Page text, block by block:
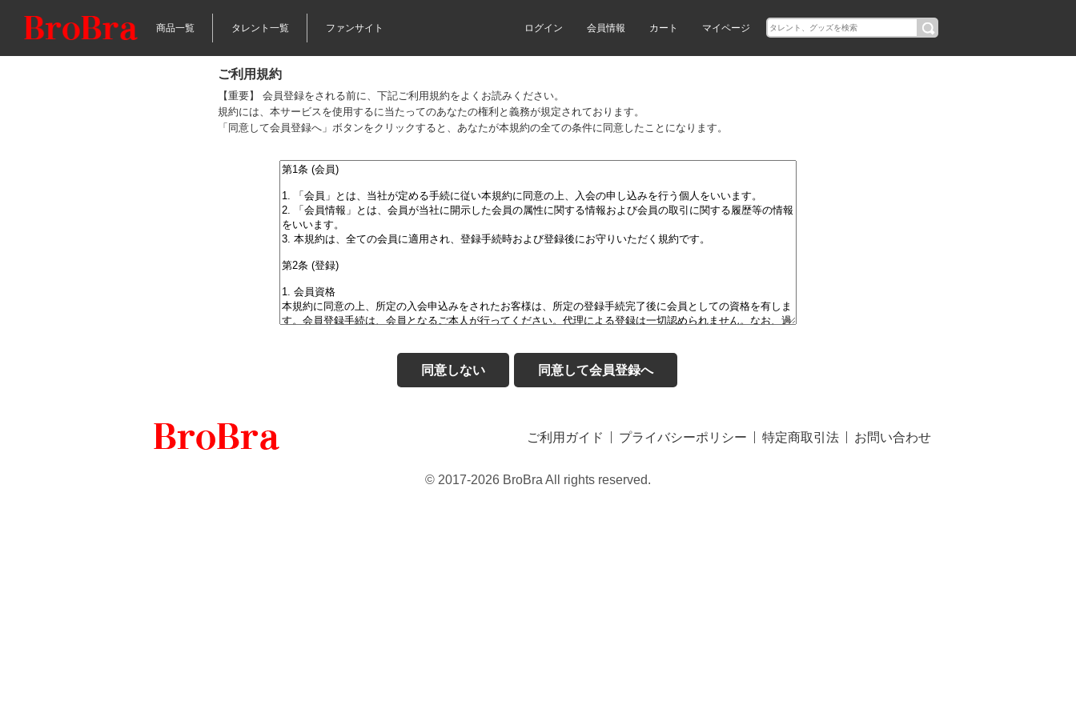
商品一覧 タレント一覧 ファンサイト ログイン 会員情報 カート マイページ
ご利用規約
【重要】 会員登録をされる前に、下記ご利用規約をよくお読みください。
規約には、本サービスを使用するに当たってのあなたの権利と義務が規定されております。
「同意して会員登録へ」ボタンをクリックすると、あなたが本規約の全ての条件に同意したことになります。
同意しない 同意して会員登録へ
ご利用ガイド プライバシーポリシー 特定商取引法 お問い合わせ
© 2017-2026 BroBra All rights reserved.